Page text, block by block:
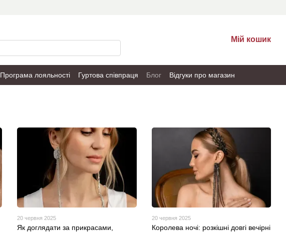
Мій кошик
Програма лояльності Гуртова співпраця Блог
Відгуки про магазин
20 червня 2025
Як доглядати за прикрасами,
20 червня 2025
Королева ночі: розкішні довгі вечірні